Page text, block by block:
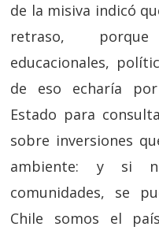
de la misiva indicó
retraso,
educacionales,
de eso echaría
Estado para
sobre inversiones
ambiente: y si
comunidades, se
Chile somos el